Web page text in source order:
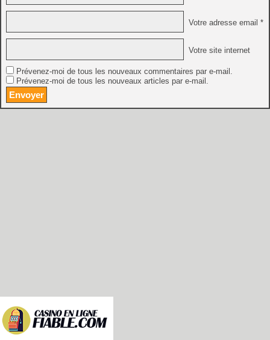
Votre adresse email *
Votre site internet
Prévenez-moi de tous les nouveaux commentaires par e-mail.
Prévenez-moi de tous les nouveaux articles par e-mail.